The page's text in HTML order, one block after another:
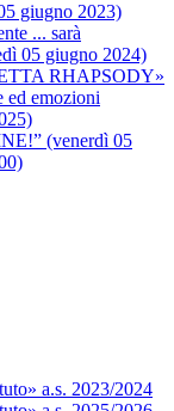
giugno 2023)
... sarà
05 giugno 2024)
RHAPSODY»
ed emozioni
(venerdì 05
a.s. 2023/2024